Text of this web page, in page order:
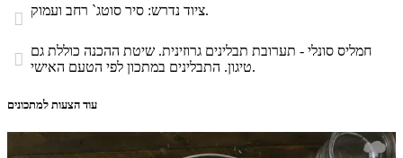
 ציוד נדרש: סיר סוטג` רחב ועמוק.

חמליס סונלי - תערובת תבלינים גרוזינית. שיטת ההכנה כוללת גם
טיגון. התבלינים במתכון לפי הטעם האישי.
עוד הצעות למתכונים